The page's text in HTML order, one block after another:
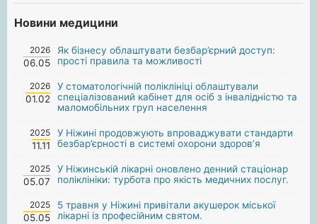
Новини медицини
2026
06.05
Як бізнесу облаштувати безбар’єрний доступ:
прості правила та можливості
2026
01.02
У стоматологічній поліклініці облаштували
спеціалізований кабінет для осіб з інвалідністю та
маломобільних груп населення
2025
11.11
У Ніжині продовжують впроваджувати стандарти
безбар’єрності в системі охорони здоров’я
2025
05.07
У Ніжинській лікарні оновлено денний стаціонар
поліклініки: турбота про якість медичних послуг.
2025
05.05
5 травня у Ніжині привітали акушерок міської
лікарні із професійним святом.